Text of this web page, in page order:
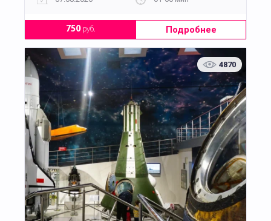
750руб. Подробнее
4870